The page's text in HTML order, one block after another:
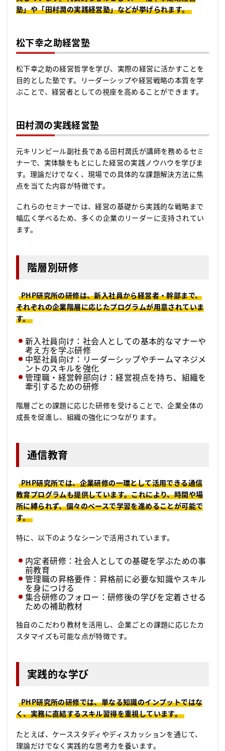
塾」や「田村潤の実践経営塾」などが挙げられます。
松下幸之助経営塾
松下幸之助の経営哲学を学び、実際の経営に活かすことを
目的とした塾です。リーダーシップや経営戦略の本質を学
ぶことで、経営者としての視座を高めることができます。
田村潤の実践経営塾
元キリンビール副社長である田村潤氏が講師を務めるセミ
ナーで、実体験をもとにした経営の実践ノウハウを学びま
す。理論だけでなく、現場での具体的な課題解決方法に焦
点を当てた内容が特徴です。
これらのセミナーでは、経営の基礎から実践的な戦略まで
幅広く学べるため、多くの企業のリーダーに支持されてい
ます。
階層別研修
PHP研究所の研修は、新入社員から経営者・幹部まで、
それぞれの企業階層に応じたプログラムが用意されていま
す。
新入社員向け：社会人としての基本的なマナーや
考え方を学ぶ研修
中堅社員向け：リーダーシップやチームマネジメ
ントのスキルを強化
管理職・経営幹部向け：経営視点を持ち、組織を
牽引するための研修
階層ごとの課題に応じた研修を受けることで、企業全体の
成長を促進し、組織の強化につながります。
通信教育
PHP研究所では、企業研修の一環として活用できる通信
教育プログラムも提供しています。これにより、時間や場
所に縛られず、個々のペースで学習を進めることが可能で
す。
特に、以下のようなシーンで活用されています。
内定者研修：社会人としての基礎を学ぶための事
前教育
管理職の昇格要件：昇格前に必要な知識やスキル
を身につける
集合研修のフォロー：研修後の学びを定着させる
ための補助教材
独自のこだわり教材を活用し、企業ごとの課題に応じたカ
スタマイズも可能な点が特徴です。
実践的な学び
PHP研究所の研修では、単なる知識のインプットではな
く、実務に直結するスキル習得を重視しています。
たとえば、ケーススタディやディスカッションを通じて、
理論だけでなく実践的な思考力を養います。